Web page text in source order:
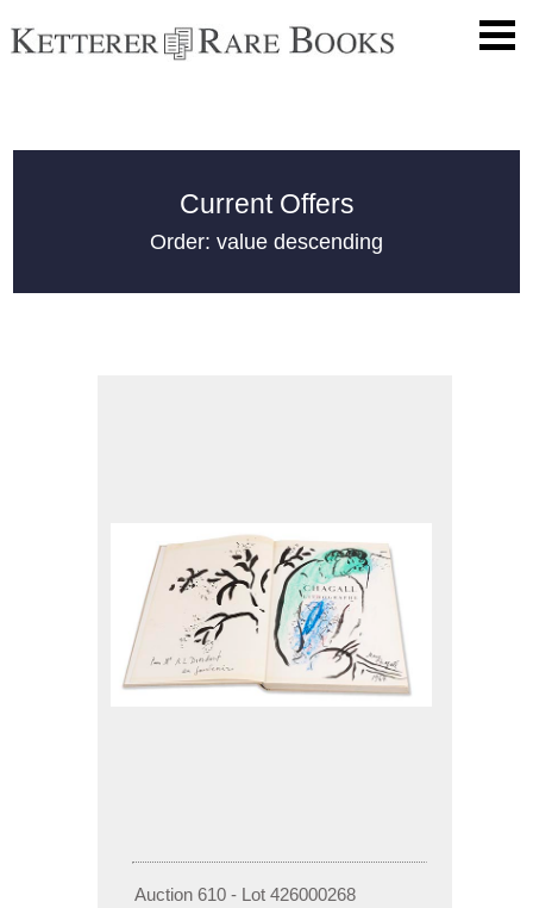
Current Offers
Order: value descending
Auction 610 - Lot 426000268